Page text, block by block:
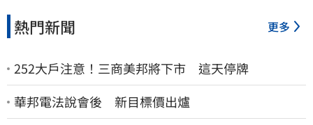
熱門新聞 更多
252大戶注意！三商美邦將下市 這天停牌
華邦電法說會後 新目標價出爐